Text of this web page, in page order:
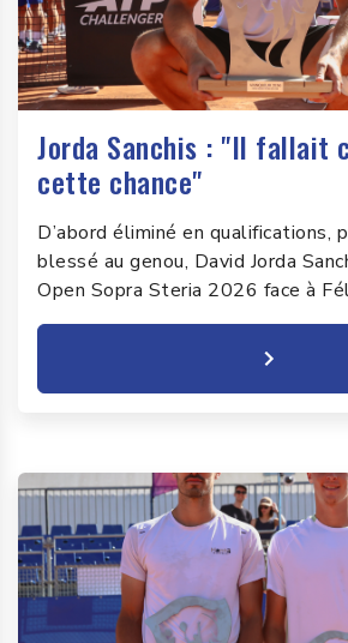
Jorda Sanchis : "Il fallait
cette chance"
D’abord éliminé en qualifications,
blessé au genou, David Jorda
Open Sopra Steria 2026 face à